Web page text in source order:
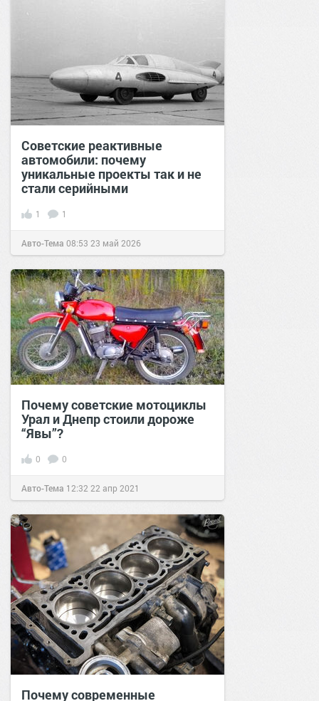
Советские реактивные
автомобили: почему
уникальные проекты так и не
стали серийными
1 1
Авто-Тема 08:53 23 май 2026
Почему советские мотоциклы
Урал и Днепр стоили дороже
“Явы”?
0 0
Авто-Тема 12:32 22 апр 2021
Почему современные